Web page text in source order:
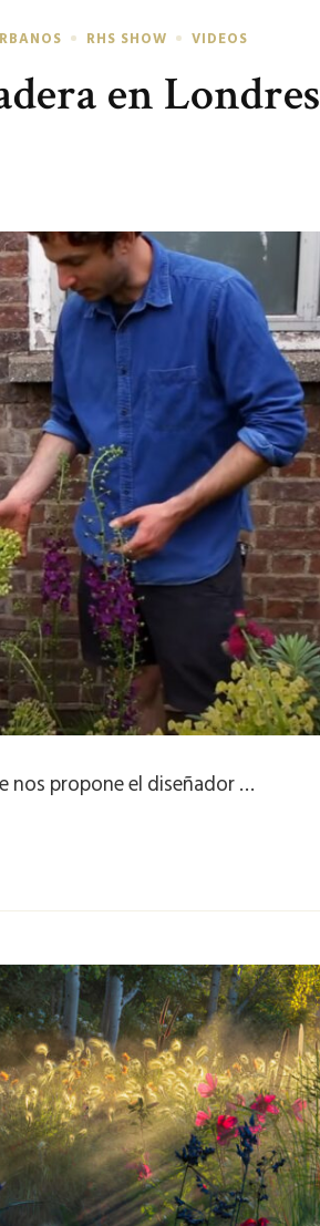
RHS SHOW VIDEOS
en Londres
nos propone el diseñador …